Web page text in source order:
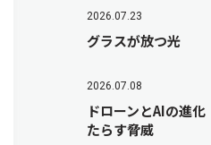
2026.07.23
グラスが放つ光
2026.07.08
ドローンとAIの進
たらす脅威